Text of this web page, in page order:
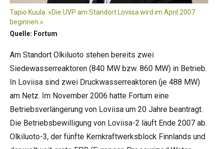
Tapio Kuula: «Die UVP am Standort Loviisa wird im April 2007
beginnen.»
Quelle: Fortum
Am Standort Olkiluoto stehen bereits zwei
Siedewasserreaktoren (840 MW bzw. 860 MW) in Betrieb.
In Loviisa sind zwei Druckwasserreaktoren (je 488 MW)
am Netz. Im November 2006 hatte Fortum eine
Betriebsverlängerung von Loviisa um 20 Jahre beantragt.
Die Betriebsbewilligung von Loviisa-2 läuft Ende 2007 ab.
Olkiluoto-3, der fünfte Kernkraftwerksblock Finnlands und